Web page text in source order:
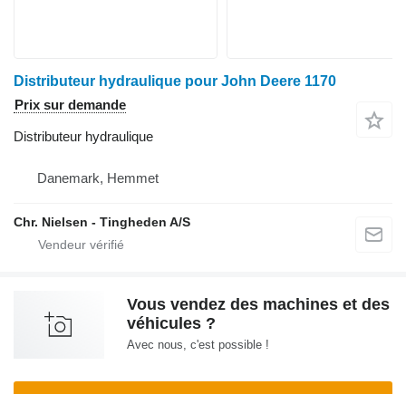
Distributeur hydraulique pour John Deere 1170
Prix sur demande
Distributeur hydraulique
Danemark, Hemmet
Chr. Nielsen - Tingheden A/S
Vous vendez des machines et des
véhicules ?
Avec nous, c'est possible !